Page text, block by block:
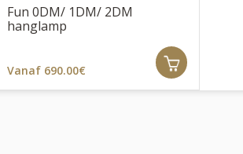
Fun 0DM/ 1DM/ 2DM
hanglamp
Vanaf 690.00€